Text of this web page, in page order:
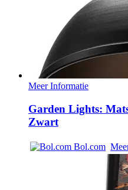
Meer Informatie
Garden Lights:
Zwart
Bol.com